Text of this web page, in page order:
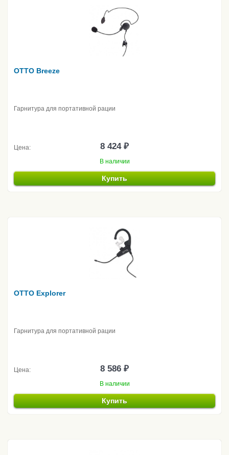
OTTO Breeze
Гарнитура для портативной рации
Цена: 8 424 ₽
В наличии
Купить
OTTO Explorer
Гарнитура для портативной рации
Цена: 8 586 ₽
В наличии
Купить